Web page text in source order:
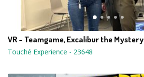
VR - Teamgame, Excalibur the Mystery
Touché Experience - 23648